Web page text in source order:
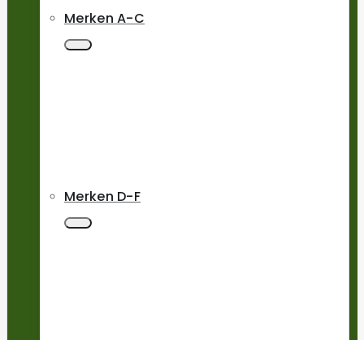
Merken A-C
Merken D-F